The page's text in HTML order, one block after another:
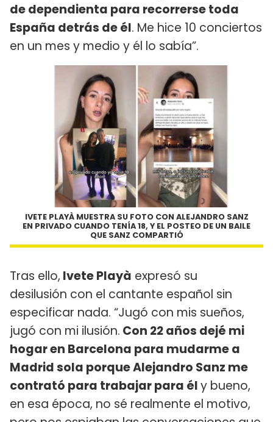
de dependienta para recorrerse toda
España detrás de él. Me hice 10 conciertos
en un mes y medio y él lo sabía”.
IVETE PLAYÀ MUESTRA SU FOTO CON ALEJANDRO SANZ
EN PRIVADO CUANDO TENÍA 18, Y EL POSTEO DE UN BAILE
QUE SANZ COMPARTIÓ
Tras ello, Ivete Playà expresó su
desilusión con el cantante español sin
especificar nada. “Jugó con mis sueños,
jugó con mi ilusión. Con 22 años dejé mi
hogar en Barcelona para mudarme a
Madrid sola porque Alejandro Sanz me
contrató para trabajar para ély bueno,
en esa época, no sé realmente el motivo,